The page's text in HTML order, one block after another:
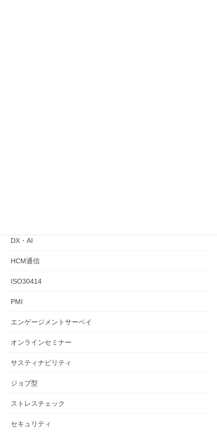
DX・AI
HCM通信
ISO30414
PMI
エンゲージメントサーベイ
オンラインセミナー
サスティナビリティ
ジョブ型
ストレスチェック
セキュリティ